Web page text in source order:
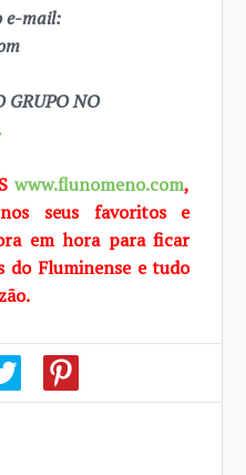
e-mail:
GRUPO NO
www.flunomeno.com,
seus favoritos e
em hora para ficar
Fluminense e tudo